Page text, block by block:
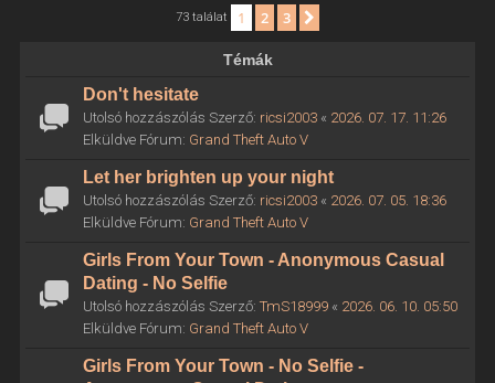
73 találat 1 2 3
Témák
Don't hesitate
Utolsó hozzászólás Szerző: ricsi2003« 2026. 07. 17. 11:26
Elküldve Fórum: Grand Theft Auto V
Let her brighten up your night
Utolsó hozzászólás Szerző: ricsi2003« 2026. 07. 05. 18:36
Elküldve Fórum: Grand Theft Auto V
Girls From Your Town - Anonymous Casual
Dating - No Selfie
Utolsó hozzászólás Szerző: TmS18999« 2026. 06. 10. 05:50
Elküldve Fórum: Grand Theft Auto V
Girls From Your Town - No Selfie -